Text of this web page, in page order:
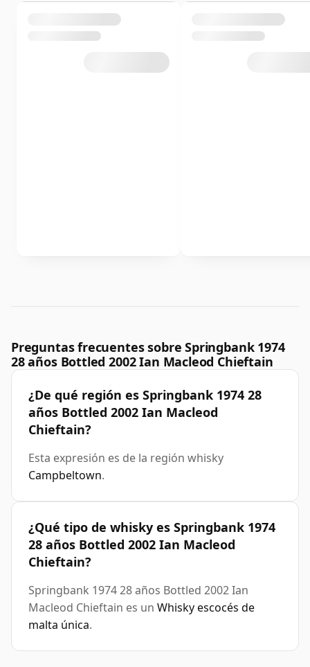
Preguntas frecuentes sobre Springbank 1974
28 años Bottled 2002 Ian Macleod Chieftain
¿De qué región es Springbank 1974 28
años Bottled 2002 Ian Macleod
Chieftain?
Esta expresión es de la región whisky
Campbeltown.
¿Qué tipo de whisky es Springbank 1974
28 años Bottled 2002 Ian Macleod
Chieftain?
Springbank 1974 28 años Bottled 2002 Ian
Macleod Chieftain es un Whisky escocés de
malta única.